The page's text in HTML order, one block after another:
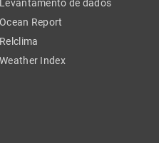
Levantamento de dados
Ocean Report
Relclima
Weather Index